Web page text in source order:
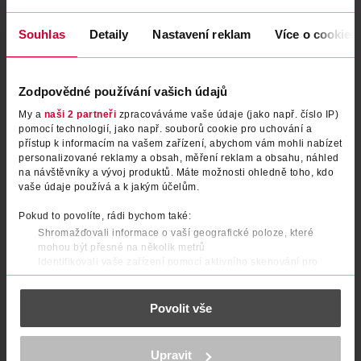
Souhlas Detaily Nastavení reklam Více o cookies
Zodpovědné používání vašich údajů
My a naši 2 partneři zpracováváme vaše údaje (jako např. číslo IP)
pomocí technologií, jako např. souborů cookie pro uchování a
přístup k informacím na vašem zařízení, abychom vám mohli nabízet
personalizované reklamy a obsah, měření reklam a obsahu, náhled
na návštěvníky a vývoj produktů. Máte možnosti ohledně toho, kdo
vaše údaje používá a k jakým účelům.
Pokud to povolíte, rádi bychom také:
Shromažďovali informace o vaší geografické poloze, které
mohou být přesné na několik metrů
Identifikovali vaše zařízení pomocí aktivního skenování pro
konkrétní charakteristiky (otisk prstu)
Zjistěte více o tom, jak zpracováváme vaše osobní údaje, a nastavte
části s podrobnostmi . Svůj souhlas můžete kdykoliv
K provozu stránek, personalizaci obsahu a reklam, funkcí sociálních
Povolit vše
Upravit
Eve Truth parfémovaná voda
AVON 50 ml
349 Kč
DO KOŠÍKU
AVON
529 Kč
DO KOŠÍKU